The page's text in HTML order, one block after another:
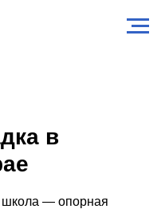
в
школа — опорная